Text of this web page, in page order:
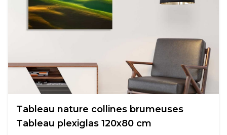
Tableau nature collines brumeuses
Tableau plexiglas 120x80 cm